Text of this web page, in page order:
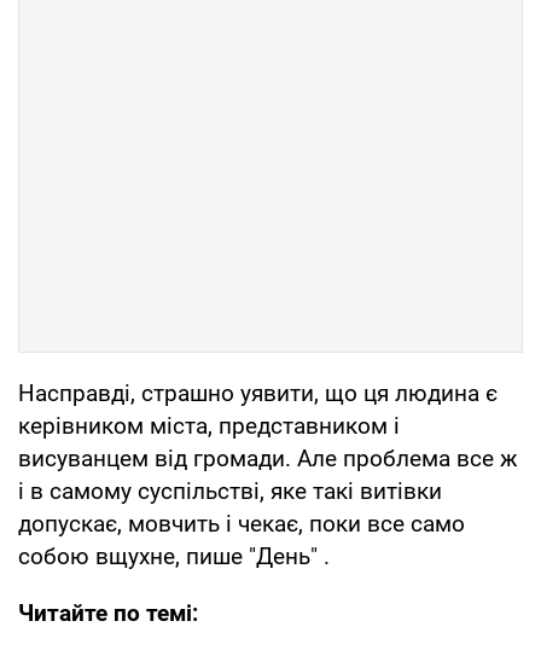
Насправді, страшно уявити, що ця людина є
керівником міста, представником і
висуванцем від громади. Але проблема все ж
і в самому суспільстві, яке такі витівки
допускає, мовчить і чекає, поки все само
собою вщухне, пише "День" .
Читайте по темі: